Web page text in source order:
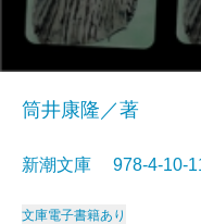
筒井康隆／著
新潮文庫 978-4-10-
文庫電子書籍あり